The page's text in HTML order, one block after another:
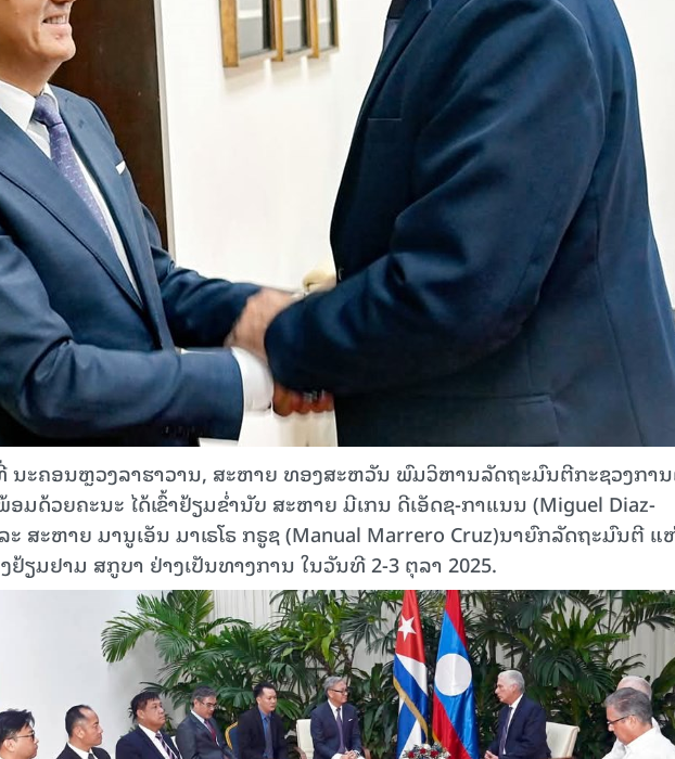
ນະຄອນຫຼວງລາຮາວານ, ສະຫາຍ ທອງສະຫວັນ ພົມວິຫານລັດຖະມົນຕີກະຊວງກາ
ມດ້ວຍຄະນະ ໄດ້ເຂົ້າຢ້ຽມຂໍ່ານັບ ສະຫາຍ ມີເກນ ດີເອັດຊ-ກາແນນ (Miguel Diaz-
ະ ສະຫາຍ ມານູເອັນ ມາເຣໂຣ ກຣູຊ (Manual Marrero Cruz)ນາຍົກລັດຖະມົນຕີ ແ
ຢ້ຽມຢາມ ສກູບາ ຢ່າງເປັນທາງການ ໃນວັນທີ 2-3 ຕຸລາ 2025.
15.040(07-08-2026) 15.039(06-08-